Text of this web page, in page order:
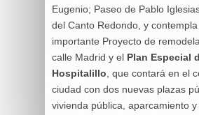
Eugenio; Paseo de Pablo
del Canto Redondo, y
importante Proyecto de
calle Madrid y el Plan Especial
Hospitalillo , que contará en el
ciudad con dos nuevas plazas
vivienda pública, aparcamiento